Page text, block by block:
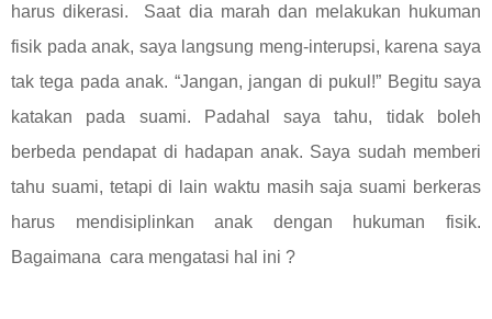
harus dikerasi.
Saat dia marah dan melakukan hukuman
fisik pada anak, saya langsung meng-interupsi, karena saya
tak tega pada anak. “Jangan, jangan di pukul!” Begitu saya
katakan pada suami. Padahal saya tahu, tidak boleh
berbeda pendapat di hadapan anak. Saya sudah memberi
tahu suami, tetapi di lain waktu masih saja suami berkeras
harus mendisiplinkan anak dengan hukuman fisik.
Bagaimana cara mengatasi hal ini ?